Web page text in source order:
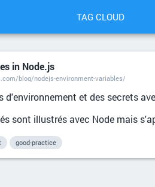
TAG CLOUD
in Node.js
blog/nodejs-environment-variables/
d'environnement et des secrets
sont illustrés avec Node mais
good-practice